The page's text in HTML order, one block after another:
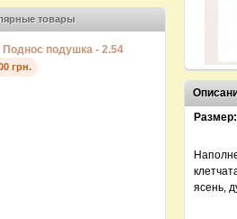
ясень,
товары
Поднос подушка - 2.54
грн.